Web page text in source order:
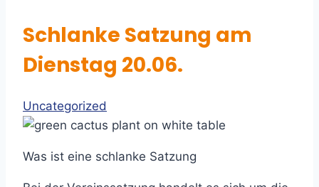
Schlanke Satzung am
Dienstag 20.06.
Uncategorized
Was ist eine schlanke Satzung